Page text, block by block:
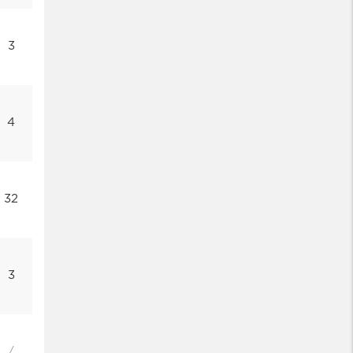
3
4
32
3